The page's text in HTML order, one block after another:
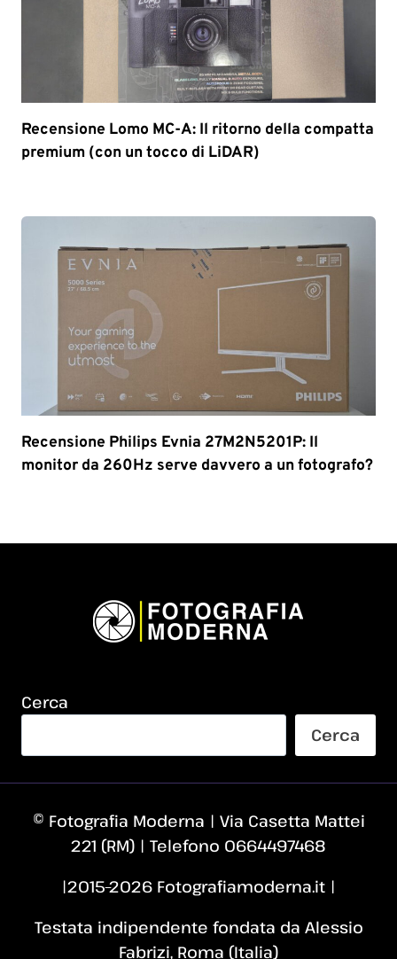
Recensione Lomo MC-A: Il ritorno della compatta
premium (con un tocco di LiDAR)
Recensione Philips Evnia 27M2N5201P: Il
monitor da 260Hz serve davvero a un fotografo?
Cerca
Cerca
© Fotografia Moderna | Via Casetta Mattei
221 (RM) | Telefono 0664497468
|2015–2026 Fotografiamoderna.it |
Testata indipendente fondata da Alessio
Fabrizi, Roma (Italia)